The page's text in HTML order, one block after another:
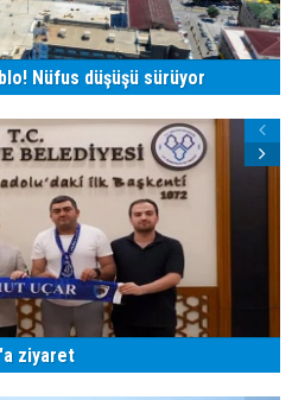
Nüfus düşüşü sürüyor
ziyaret